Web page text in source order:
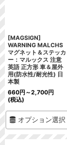
[MAGSIGN]
WARNING MALCHS
マグネット＆ステッカ
ー：マルックス 注意
英語 正方形 車＆屋外
用(防水性/耐光性) 日
本製
660円 ～2,700円
(税込)
オプション選択